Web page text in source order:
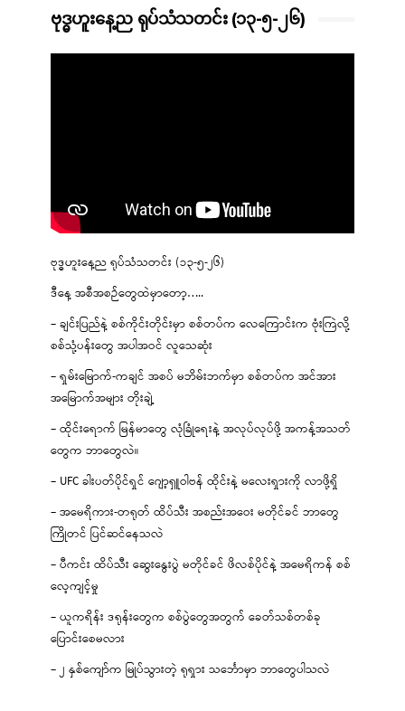
ဗုဒ္ဓဟူးနေ့ည ရုပ်သံသတင်း (၁၃-၅-၂၆)
ဗုဒ္ဓဟူးနေ့ည ရုပ်သံသတင်း (၁၃-၅-၂၆)
ဒီနေ့ အစီအစဉ်တွေထဲမှာတော့…..
– ချင်းပြည်နဲ့ စစ်ကိုင်းတိုင်းမှာ စစ်တပ်က လေကြောင်းက ဗုံးကြဲလို့
စစ်သုံ့ပန်းတွေ အပါအဝင် လူသေဆုံး
– ရှမ်းမြောက်-ကချင် အစပ် မဘိမ်းဘက်မှာ စစ်တပ်က အင်အား
အမြောက်အများ တိုးချဲ့
– ထိုင်းရောက် မြန်မာတွေ လုံခြုံရေးနဲ့ အလုပ်လုပ်ဖို့ အကန့်အသတ်
တွေက ဘာတွေလဲ။
– UFC ခါးပတ်ပိုင်ရှင် ဂျော့ရှူဝါဗန် ထိုင်းနဲ့ မလေးရှားကို လာဖို့ရှိ
– အမေရိကား-တရုတ် ထိပ်သီး အစည်းအဝေး မတိုင်ခင် ဘာတွေ
ကြိုတင် ပြင်ဆင်နေသလဲ
– ပီကင်း ထိပ်သီး ဆွေးနွေးပွဲ မတိုင်ခင် ဖိလစ်ပိုင်နဲ့ အမေရိကန် စစ်
လေ့ကျင့်မှု
– ယူကရိန်း ဒရုန်းတွေက စစ်ပွဲတွေအတွက် ခေတ်သစ်တစ်ခု
ပြောင်းစေမလား
– ၂ နှစ်ကျော်က မြုပ်သွားတဲ့ ရုရှား သင်္ဘောမှာ ဘာတွေပါသလဲ